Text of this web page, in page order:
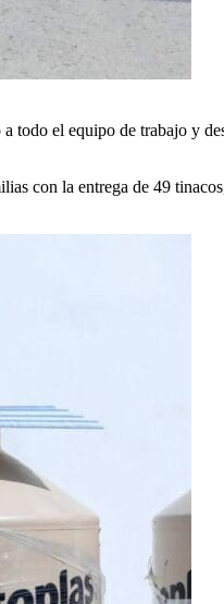
todo el equipo de trabajo y
con la entrega de 49